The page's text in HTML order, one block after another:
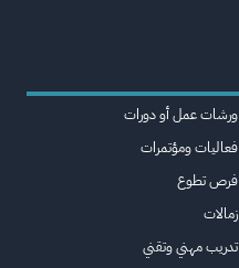
ورشات عمل أو دورات
فعاليات ومؤتمرات
فرص تطوع
زمالات
تدريب مهني وتقني